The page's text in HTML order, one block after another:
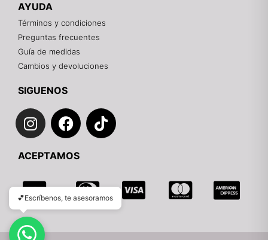
AYUDA
Términos y condiciones
Preguntas frecuentes
Guía de medidas
Cambios y devoluciones
SIGUENOS
I
n
t
g
r
a
m
F
a
e
o
o
T
i
k
ACEPTAMOS
💕Escríbenos, te asesoramos
Contáctanos por el canal que prefieras 💕
WhatsApp
Instagram
Teléfono
Email